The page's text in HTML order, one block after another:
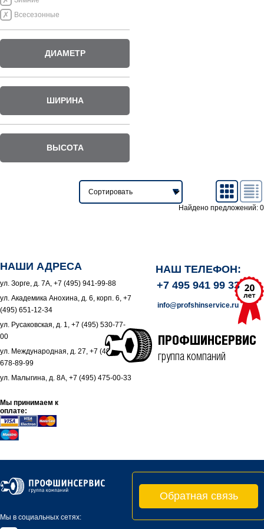
Всесезонные
ДИАМЕТР
ШИРИНА
ВЫСОТА
Найдено предложений: 0
НАШИ АДРЕСА
ул. Зорге, д. 7А, +7 (495) 941-99-88
ул. Академика Анохина, д. 6, корп. 6, +7
(495) 651-12-34
ул. Русаковская, д. 1, +7 (495) 530-77-
00
ул. Международная, д. 27, +7 (495)
678-89-99
ул. Малыгина, д. 8А, +7 (495) 475-00-33
Мы принимаем к
оплате:
НАШ ТЕЛЕФОН:
+7 495 941 99 33
info@profshinservice.ru
ПРОФШИНСЕРВИС
группа компаний
Мы в социальных сетях:
Обратная связь